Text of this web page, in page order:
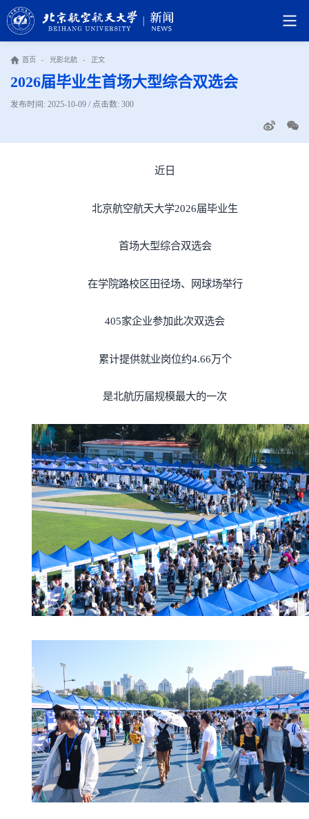
首页 - 光影北航 - 正文
2026届毕业生首场大型综合双选会
发布时间: 2025-10-09 / 点击数: 300
近日
北京航空航天大学2026届毕业生
首场大型综合双选会
在学院路校区田径场、网球场举行
405家企业参加此次双选会
累计提供就业岗位约4.66万个
是北航历届规模最大的一次